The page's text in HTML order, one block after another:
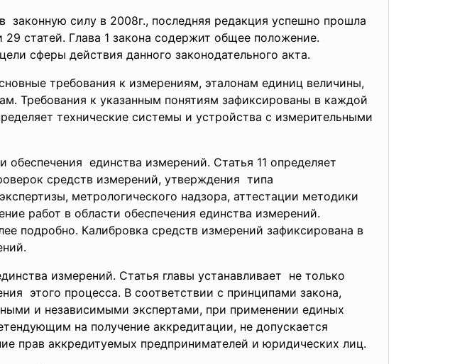
силу в 2008г., последняя редакция успешно прошла
статей. Глава 1 закона содержит общее положение.
сферы действия данного законодательного акта.
требования к измерениям, эталонам единиц величины,
Требования к указанным понятиям зафиксированы в каждой
технические системы и устройства с измерительными
обеспечения единства измерений. Статья 11 определяет
средств измерений, утверждения типа
метрологического надзора, аттестации методики
работ в области обеспечения единства измерений.
подробно. Калибровка средств измерений зафиксирована в
измерений. Статья главы устанавливает не только
этого процесса. В соответствии с принципами закона,
и независимыми экспертами, при применении единых
на получение аккредитации, не допускается
прав аккредитуемых предпринимателей и юридических лиц.